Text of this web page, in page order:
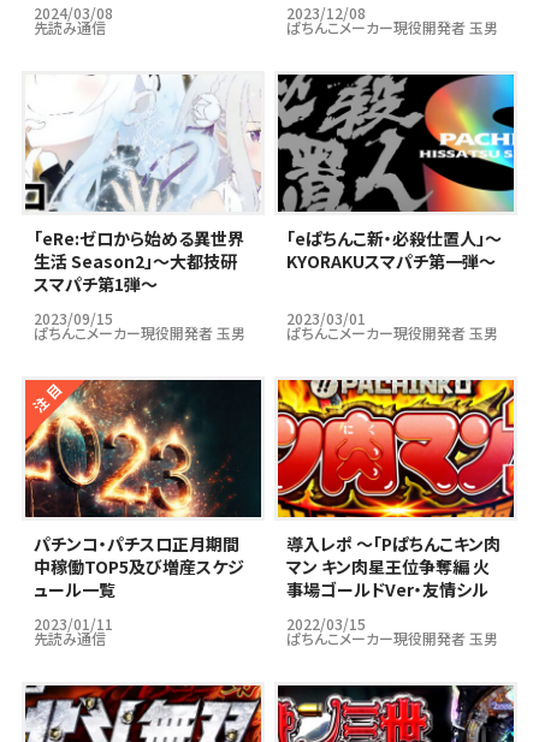
救世主となりうるのか…？
2024/03/08
先読み通信
2023/12/08
ぱちんこメーカー現役開発者 玉男
｢eRe:ゼロから始める異世界
生活 Season2」～大都技研
スマパチ第1弾～
2023/09/15
ぱちんこメーカー現役開発者 玉男
｢eぱちんこ新・必殺仕置人」～
KYORAKUスマパチ第一弾～
2023/03/01
ぱちんこメーカー現役開発者 玉男
パチンコ・パチスロ正月期間
中稼働TOP5及び増産スケジ
ュール一覧
2023/01/11
先読み通信
導入レポ ～「Pぱちんこキン肉
マン キン肉星王位争奪編 火
事場ゴールドVer・友情シル
2022/03/15
ぱちんこメーカー現役開発者 玉男